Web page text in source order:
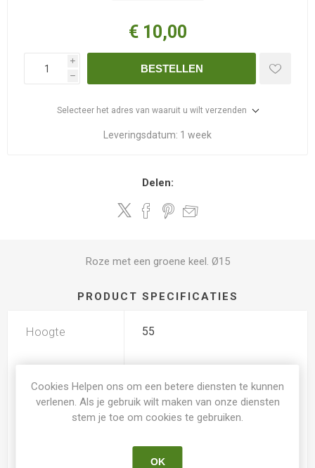
€ 10,00
i
h
BESTELLEN
Selecteer het adres van waaruit u wilt verzenden
Leveringsdatum: 1 week
Delen:
Roze met een groene keel. Ø15
PRODUCT SPECIFICATIES
Hoogte 55
Dubbele bloem Nee
15.0
Cookies Helpen ons om een betere diensten te kunnen
verlenen. Als je gebruik wilt maken van onze diensten
stem je toe om cookies te gebruiken.
OK